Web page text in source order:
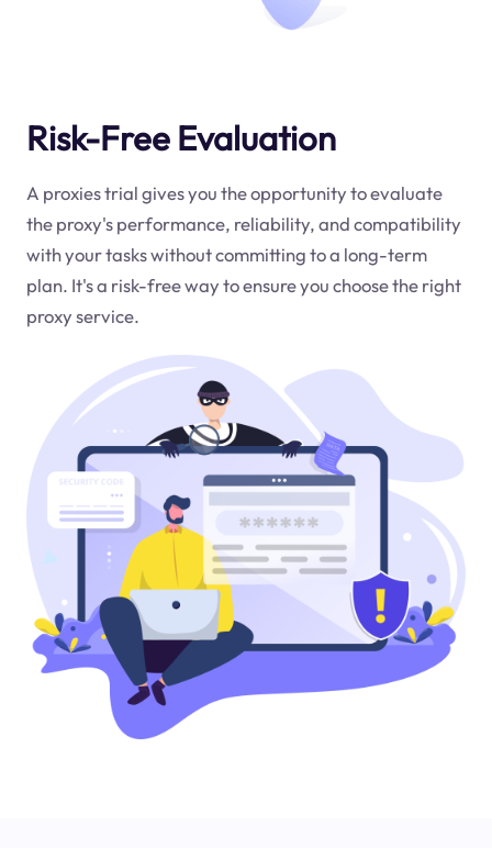
Risk-Free Evaluation
A proxies trial gives you the opportunity to evaluate
the proxy's performance, reliability, and compatibility
with your tasks without committing to a long-term
plan. It's a risk-free way to ensure you choose the right
proxy service.